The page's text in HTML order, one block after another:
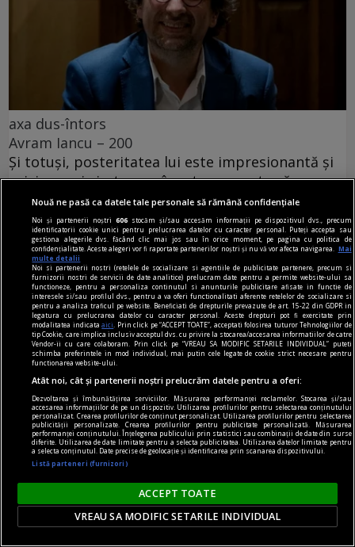
axa dus-întors
Avram Iancu – 200
Și totuși, posteritatea lui este impresionantă și
oricine mai simte românește nu poate să nu
simtă o înaltă emoție gîndindu-se la el.
Sever VOINESCU
accent pe istorie
Lech Walesa, din istorie și din prezent
Stocul pare limitat, istoria continuă.
Mihaela SIMINA
Nouă ne pasă ca datele tale personale să rămână confidențiale
Noi și partenerii noștri606 stocăm și/sau accesăm informații pe dispozitivul dvs., precum
identificatorii cookie unici pentru prelucrarea datelor cu caracter personal. Puteți accepta sau
gestiona alegerile dvs. făcând clic mai jos sau în orice moment, pe pagina cu politica de
confidențialitate. Aceste alegeri vor fi raportate partenerilor noștri și nu vă vor afecta navigarea.
Mai
multe detalii
Noi si partenerii nostri (retelele de socializare si agentiile de publicitate partenere, precum si
furnizorii nostri de servicii de date analitice) prelucram date pentru a permite website-ului sa
functioneze, pentru a personaliza continutul si anunturile publicitare afisate in functie de
interesele si/sau profilul dvs., pentru a va oferi functionalitati aferente retelelor de socializare si
pentru a analiza traficul pe website. Beneficiati de drepturile prevazute de art. 15-22 din GDPR in
legatura cu prelucrarea datelor cu caracter personal. Aceste drepturi pot fi exercitate prin
modalitatea indicataaici
. Prin click pe “ACCEPT TOATE”, acceptati folosirea tuturor Tehnologiilor de
tip Cookie, care implica inclusiv acceptul dvs. cu privire la stocarea/accesarea informatiilor de catre
Vendor-ii cu care colaboram. Prin click pe “VREAU SA MODIFIC SETARILE INDIVIDUAL” puteti
schimba preferintele in mod individual, mai putin cele legate de cookie strict necesare pentru
functionarea website-ului.
Atât noi, cât și partenerii noștri prelucrăm datele pentru a oferi:
Dezvoltarea și îmbunătățirea serviciilor. Măsurarea performanței reclamelor. Stocarea și/sau
accesarea informațiilor de pe un dispozitiv. Utilizarea profilurilor pentru selectarea conținutului
personalizat. Crearea profilurilor de conținut personalizat. Utilizarea profilurilor pentru selectarea
publicității personalizate. Crearea profilurilor pentru publicitate personalizată. Măsurarea
performanței conținutului. Înțelegerea publicului prin statistici sau combinații de date din surse
diferite. Utilizarea de date limitate pentru a selecta publicitatea. Utilizarea datelor limitate pentru
a selecta conținutul. Date precise de geolocație și identificarea prin scanarea dispozitivului.
Listă parteneri (furnizori)
ACCEPT TOATE
VREAU SA MODIFIC SETARILE INDIVIDUAL